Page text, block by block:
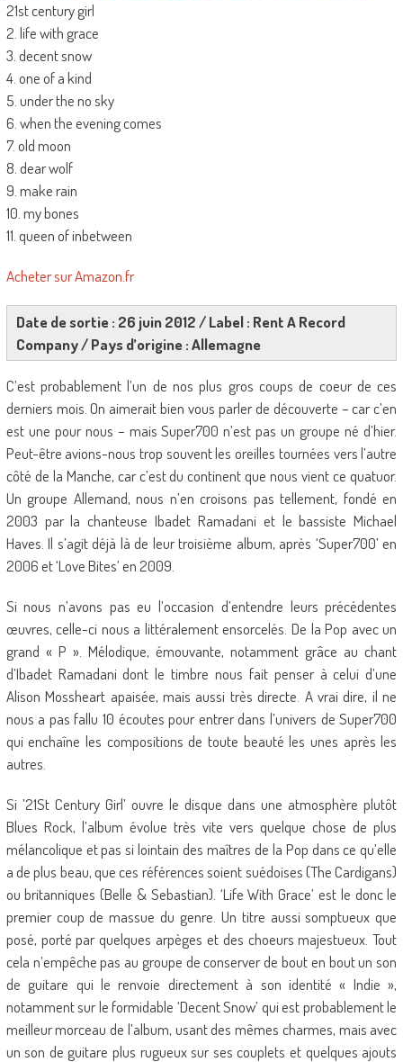
21st century girl
2. life with grace
3. decent snow
4. one of a kind
5. under the no sky
6. when the evening comes
7. old moon
8. dear wolf
9. make rain
10. my bones
11. queen of inbetween
Acheter sur Amazon.fr
Date de sortie : 26 juin 2012 / Label : Rent A Record
Company / Pays d’origine : Allemagne
C’est probablement l’un de nos plus gros coups de coeur de ces
derniers mois. On aimerait bien vous parler de découverte – car c’en
est une pour nous – mais Super700 n’est pas un groupe né d’hier.
Peut-être avions-nous trop souvent les oreilles tournées vers l’autre
côté de la Manche, car c’est du continent que nous vient ce quatuor.
Un groupe Allemand, nous n’en croisons pas tellement, fondé en
2003 par la chanteuse Ibadet Ramadani et le bassiste Michael
Haves. Il s’agit déjà là de leur troisième album, après ‘Super700’ en
2006 et ‘Love Bites’ en 2009.
Si nous n’avons pas eu l’occasion d’entendre leurs précédentes
œuvres, celle-ci nous a littéralement ensorcelés. De la Pop avec un
grand « P ». Mélodique, émouvante, notamment grâce au chant
d’Ibadet Ramadani dont le timbre nous fait penser à celui d’une
Alison Mossheart apaisée, mais aussi très directe. A vrai dire, il ne
nous a pas fallu 10 écoutes pour entrer dans l’univers de Super700
qui enchaîne les compositions de toute beauté les unes après les
autres.
Si ’21St Century Girl’ ouvre le disque dans une atmosphère plutôt
Blues Rock, l’album évolue très vite vers quelque chose de plus
mélancolique et pas si lointain des maîtres de la Pop dans ce qu’elle
a de plus beau, que ces références soient suédoises (The Cardigans)
ou britanniques (Belle & Sebastian). ‘Life With Grace’ est le donc le
premier coup de massue du genre. Un titre aussi somptueux que
posé, porté par quelques arpèges et des choeurs majestueux. Tout
cela n’empêche pas au groupe de conserver de bout en bout un son
de guitare qui le renvoie directement à son identité « Indie »,
notamment sur le formidable ‘Decent Snow’ qui est probablement le
meilleur morceau de l’album, usant des mêmes charmes, mais avec
un son de guitare plus rugueux sur ses couplets et quelques ajouts